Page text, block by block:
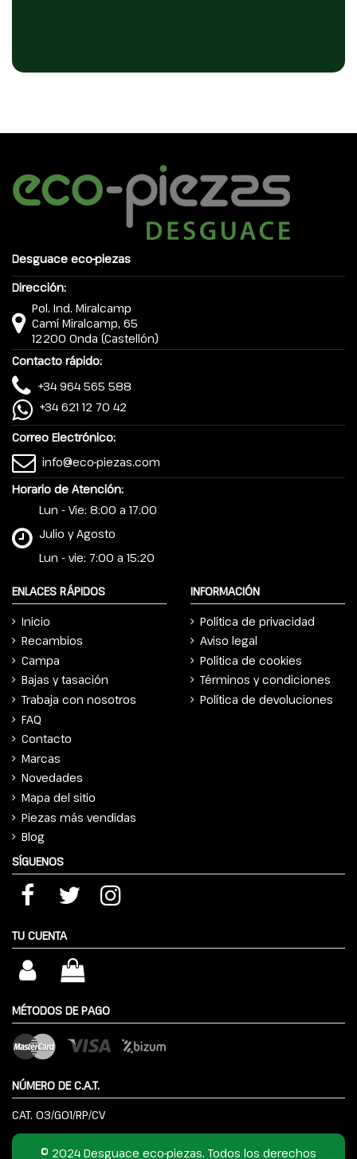
Desguace eco-piezas
Dirección:
Pol. Ind. Miralcamp
Camí Miralcamp, 65
12200 Onda (Castellón)
Contacto rápido:
+34 964 565 588
+34 621 12 70 42
Correo Electrónico:
info@eco-piezas.com
Horario de Atención:
Lun - Vie: 8:00 a 17:00
Julio y Agosto
Lun - vie: 7:00 a 15:20
ENLACES RÁPIDOS
Inicio
Recambios
Campa
Bajas y tasación
Trabaja con nosotros
FAQ
Contacto
Marcas
Novedades
Mapa del sitio
Piezas más vendidas
Blog
INFORMACIÓN
Política de privacidad
Aviso legal
Política de cookies
Términos y condiciones
Política de devoluciones
SÍGUENOS
TU CUENTA
MÉTODOS DE PAGO
NÚMERO DE C.A.T.
CAT. 03/G01/RP/CV
© 2024 Desguace eco-piezas. Todos los derechos